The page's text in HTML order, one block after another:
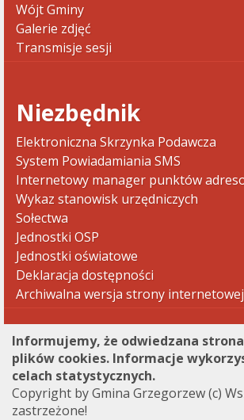
Wójt Gminy
Galerie zdjęć
Transmisje sesji
Niezbędnik
Elektroniczna Skrzynka Podawcza
System Powiadamiania SMS
Internetowy manager punktów
Wykaz stanowisk urzędniczych
Sołectwa
Jednostki OSP
Jednostki oświatowe
Deklaracja dostępności
Archiwalna wersja strony internetowej
Informujemy, że odwiedzana
plików cookies. Informacje
celach statystycznych.
Copyright by Gmina Grzegorzew (c)
zastrzeżone!